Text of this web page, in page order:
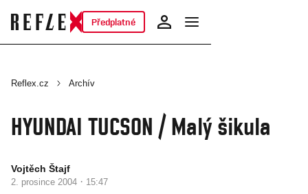
Předplatné
Reflex.cz Archív
HYUNDAI TUCSON / Malý šikula
Vojtěch Štajf
2. prosince 2004 · 15:47